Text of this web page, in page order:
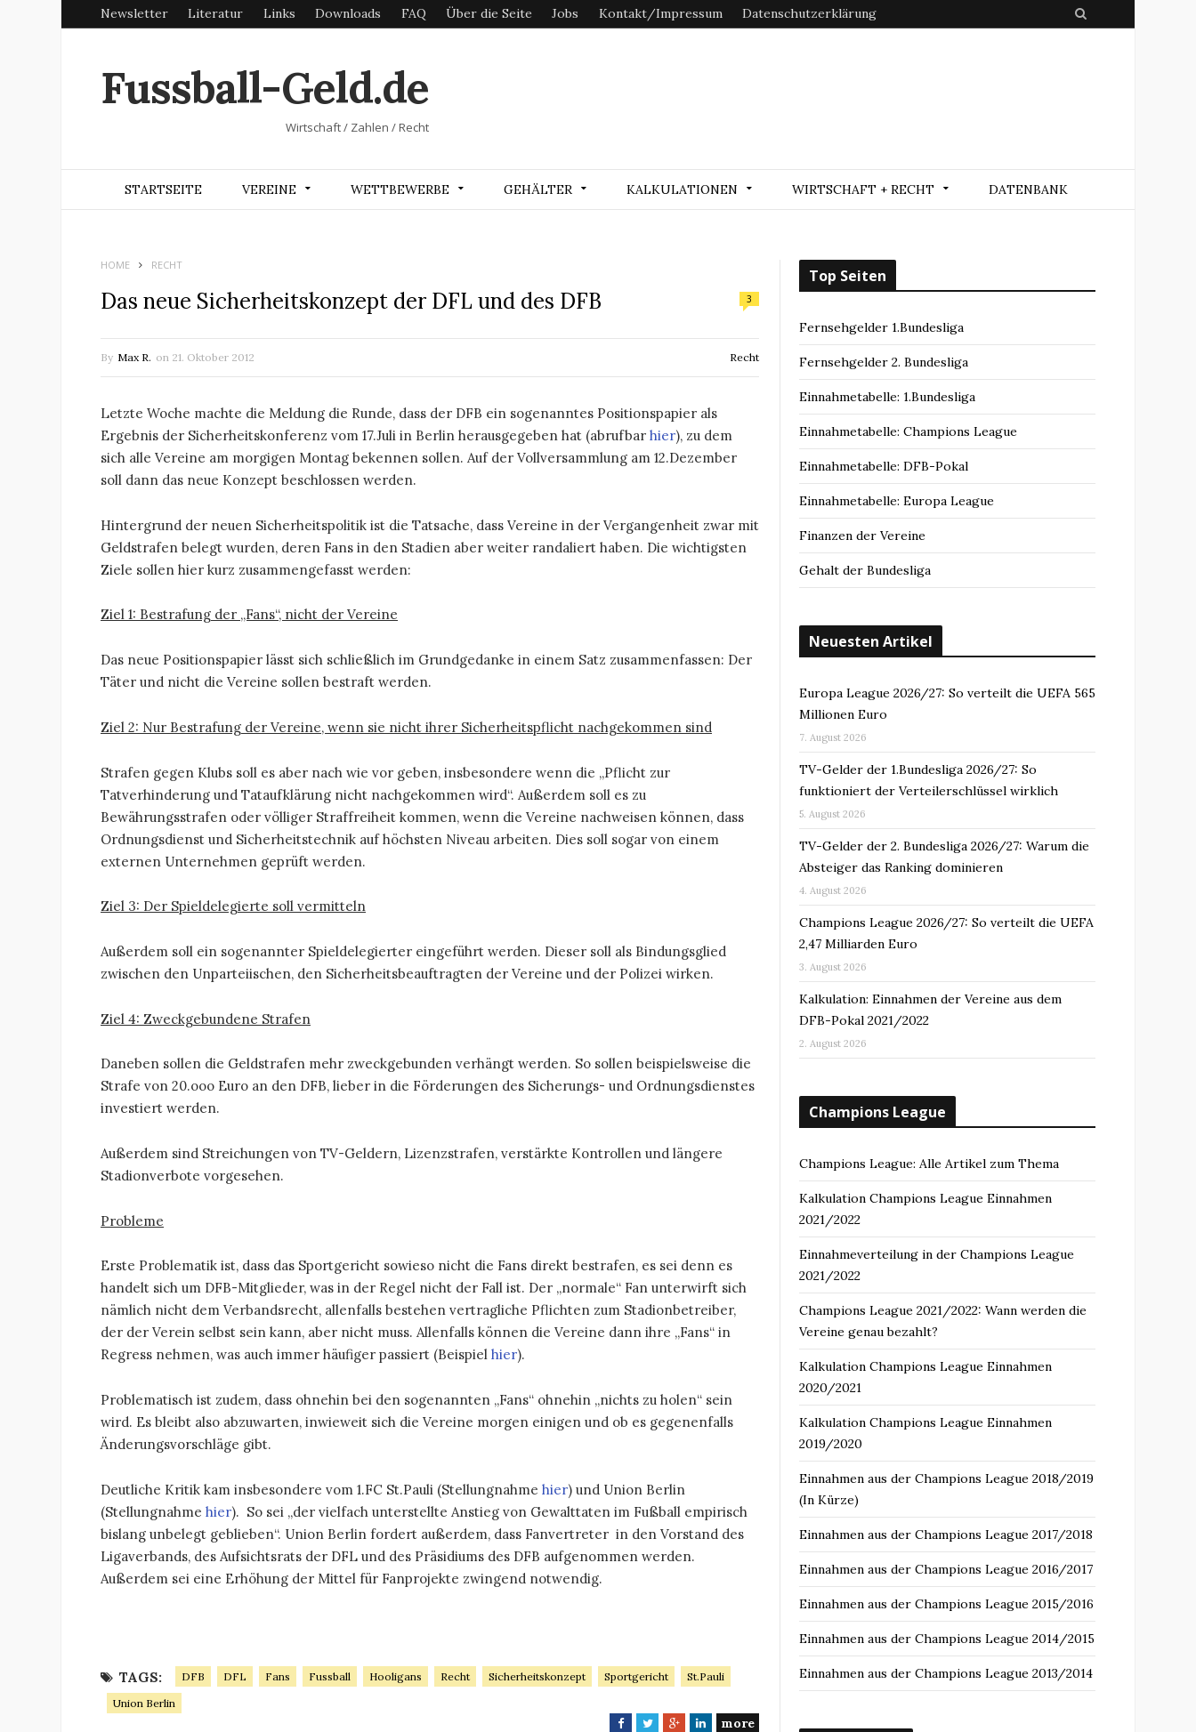
Newsletter Literatur Links Downloads FAQ Über die Seite Jobs Kontakt/Impressum Datenschutzerklärung
Fussball-Geld.de
Wirtschaft / Zahlen / Recht
STARTSEITE VEREINE WETTBEWERBE GEHÄLTER KALKULATIONEN WIRTSCHAFT + RECHT DATENBANK
HOME RECHT
Das neue Sicherheitskonzept der DFL und des DFB 3
By Max R. on 21. Oktober 2012 Recht
Letzte Woche machte die Meldung die Runde, dass der DFB ein sogenanntes Positionspapier als
Ergebnis der Sicherheitskonferenz vom 17.Juli in Berlin herausgegeben hat (abrufbar hier), zu dem
sich alle Vereine am morgigen Montag bekennen sollen. Auf der Vollversammlung am 12.Dezember
soll dann das neue Konzept beschlossen werden.
Hintergrund der neuen Sicherheitspolitik ist die Tatsache, dass Vereine in der Vergangenheit zwar mit
Geldstrafen belegt wurden, deren Fans in den Stadien aber weiter randaliert haben. Die wichtigsten
Ziele sollen hier kurz zusammengefasst werden:
Ziel 1: Bestrafung der „Fans“, nicht der Vereine
Das neue Positionspapier lässt sich schließlich im Grundgedanke in einem Satz zusammenfassen: Der
Täter und nicht die Vereine sollen bestraft werden.
Ziel 2: Nur Bestrafung der Vereine, wenn sie nicht ihrer Sicherheitspflicht nachgekommen sind
Strafen gegen Klubs soll es aber nach wie vor geben, insbesondere wenn die „Pflicht zur
Tatverhinderung und Tataufklärung nicht nachgekommen wird“. Außerdem soll es zu
Bewährungsstrafen oder völliger Straffreiheit kommen, wenn die Vereine nachweisen können, dass
Ordnungsdienst und Sicherheitstechnik auf höchsten Niveau arbeiten. Dies soll sogar von einem
externen Unternehmen geprüft werden.
Ziel 3: Der Spieldelegierte soll vermitteln
Außerdem soll ein sogenannter Spieldelegierter eingeführt werden. Dieser soll als Bindungsglied
zwischen den Unparteiischen, den Sicherheitsbeauftragten der Vereine und der Polizei wirken.
Ziel 4: Zweckgebundene Strafen
Daneben sollen die Geldstrafen mehr zweckgebunden verhängt werden. So sollen beispielsweise die
Strafe von 20.ooo Euro an den DFB, lieber in die Förderungen des Sicherungs- und Ordnungsdienstes
investiert werden.
Außerdem sind Streichungen von TV-Geldern, Lizenzstrafen, verstärkte Kontrollen und längere
Stadionverbote vorgesehen.
Probleme
Erste Problematik ist, dass das Sportgericht sowieso nicht die Fans direkt bestrafen, es sei denn es
handelt sich um DFB-Mitglieder, was in der Regel nicht der Fall ist. Der „normale“ Fan unterwirft sich
nämlich nicht dem Verbandsrecht, allenfalls bestehen vertragliche Pflichten zum Stadionbetreiber,
der der Verein selbst sein kann, aber nicht muss. Allenfalls können die Vereine dann ihre „Fans“ in
Regress nehmen, was auch immer häufiger passiert (Beispiel hier).
Problematisch ist zudem, dass ohnehin bei den sogenannten „Fans“ ohnehin „nichts zu holen“ sein
wird. Es bleibt also abzuwarten, inwieweit sich die Vereine morgen einigen und ob es gegenenfalls
Änderungsvorschläge gibt.
Deutliche Kritik kam insbesondere vom 1.FC St.Pauli (Stellungnahme hier) und Union Berlin
(Stellungnahme hier). So sei „der vielfach unterstellte Anstieg von Gewalttaten im Fußball empirisch
bislang unbelegt geblieben“. Union Berlin fordert außerdem, dass Fanvertreter in den Vorstand des
Ligaverbands, des Aufsichtsrats der DFL und des Präsidiums des DFB aufgenommen werden.
Außerdem sei eine Erhöhung der Mittel für Fanprojekte zwingend notwendig.
TAGS: DFB DFL Fans Fussball Hooligans Recht Sicherheitskonzept Sportgericht
St.Pauli
Union Berlin
F
T
G
L
more
Top Seiten
Fernsehgelder 1.Bundesliga
Fernsehgelder 2. Bundesliga
Einnahmetabelle: 1.Bundesliga
Einnahmetabelle: Champions League
Einnahmetabelle: DFB-Pokal
Einnahmetabelle: Europa League
Finanzen der Vereine
Gehalt der Bundesliga
Neuesten Artikel
Europa League 2026/27: So verteilt die UEFA 565
Millionen Euro
7. August 2026
TV-Gelder der 1.Bundesliga 2026/27: So
funktioniert der Verteilerschlüssel wirklich
5. August 2026
TV-Gelder der 2. Bundesliga 2026/27: Warum die
Absteiger das Ranking dominieren
4. August 2026
Champions League 2026/27: So verteilt die UEFA
2,47 Milliarden Euro
3. August 2026
Kalkulation: Einnahmen der Vereine aus dem
DFB-Pokal 2021/2022
2. August 2026
Champions League
Champions League: Alle Artikel zum Thema
Kalkulation Champions League Einnahmen
2021/2022
Einnahmeverteilung in der Champions League
2021/2022
Champions League 2021/2022: Wann werden die
Vereine genau bezahlt?
Kalkulation Champions League Einnahmen
2020/2021
Kalkulation Champions League Einnahmen
2019/2020
Einnahmen aus der Champions League 2018/2019
(In Kürze)
Einnahmen aus der Champions League 2017/2018
Einnahmen aus der Champions League 2016/2017
Einnahmen aus der Champions League 2015/2016
Einnahmen aus der Champions League 2014/2015
Einnahmen aus der Champions League 2013/2014